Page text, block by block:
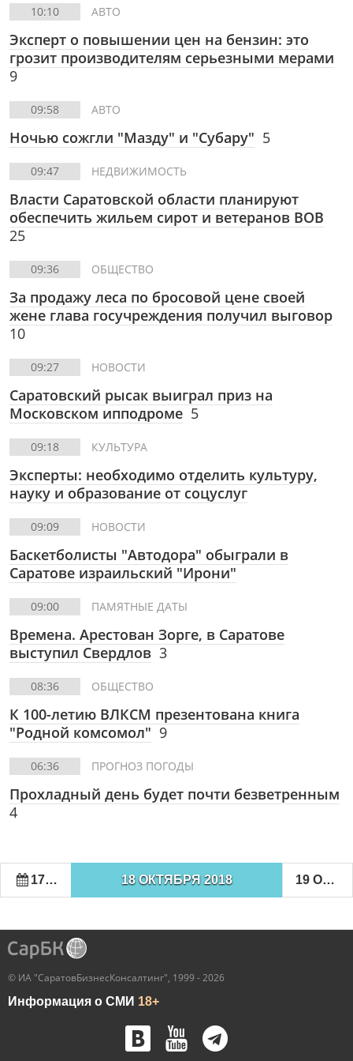
10:10 АВТО
Эксперт о повышении цен на бензин: это
грозит производителям серьезными мерами
9
09:58 АВТО
Ночью сожгли "Мазду" и "Субару" 5
09:47 НЕДВИЖИМОСТЬ
Власти Саратовской области планируют
обеспечить жильем сирот и ветеранов ВОВ
25
09:36 ОБЩЕСТВО
За продажу леса по бросовой цене своей
жене глава госучреждения получил выговор
10
09:27 НОВОСТИ
Саратовский рысак выиграл приз на
Московском ипподроме 5
09:18 КУЛЬТУРА
Эксперты: необходимо отделить культуру,
науку и образование от соцуслуг
09:09 НОВОСТИ
Баскетболисты "Автодора" обыграли в
Саратове израильский "Ирони"
09:00 ПАМЯТНЫЕ ДАТЫ
Времена. Арестован Зорге, в Саратове
выступил Свердлов 3
08:36 ОБЩЕСТВО
К 100-летию ВЛКСМ презентована книга
"Родной комсомол" 9
06:36 ПРОГНОЗ ПОГОДЫ
Прохладный день будет почти безветренным
4
17 ОКТЯБРЯ 2018 18 ОКТЯБРЯ 2018 19 ОКТЯБРЯ 2018
© ИА "СаратовБизнесКонсалтинг", 1999 - 2026
Информация о СМИ 18+